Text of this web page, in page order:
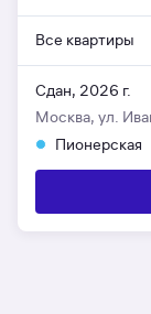
Все квартиры
Сдан, 2026 г.
Москва, ул.
Пионерская